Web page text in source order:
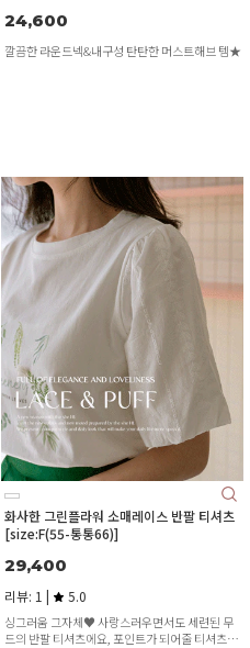
24,600
깔끔한 라운드넥&내구성 탄탄한 머스트해브 템★
화사한 그린플라워 소매레이스 반팔 티셔츠
[size:F(55-통통66)]
29,400
리뷰: 1 | 5.0
싱그러움 그자체♥ 사랑스러우면서도 세련된 무
드의 반팔 티셔츠에요, 포인트가 되어줄 티셔츠를